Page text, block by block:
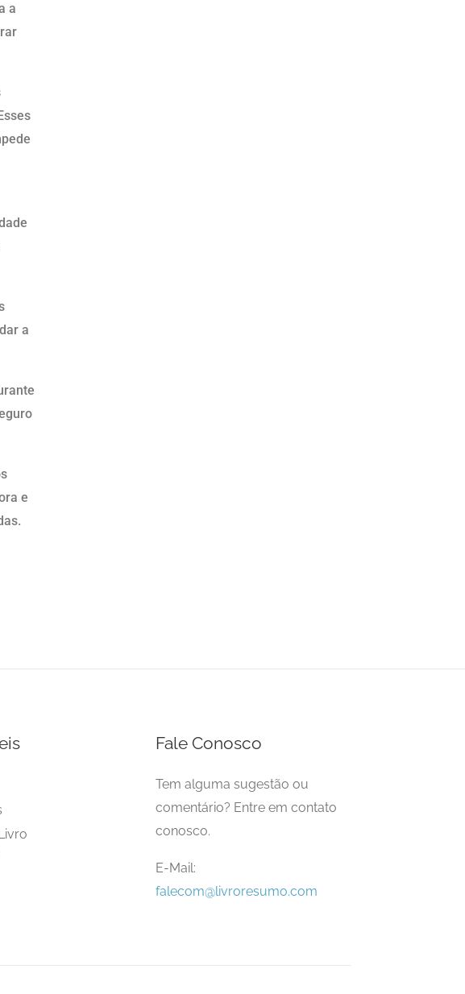
a
a
e
Fale Conosco
Tem alguma sugestão ou
comentário? Entre em contato
conosco.
E-Mail:
falecom@livroresumo.com